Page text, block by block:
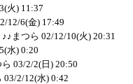
火) 11:37
12/6(金) 17:49
♪♪まつら 02/12/10(火) 20:31
水) 0:20
03/2/2(日) 20:50
03/2/12(水) 0:42